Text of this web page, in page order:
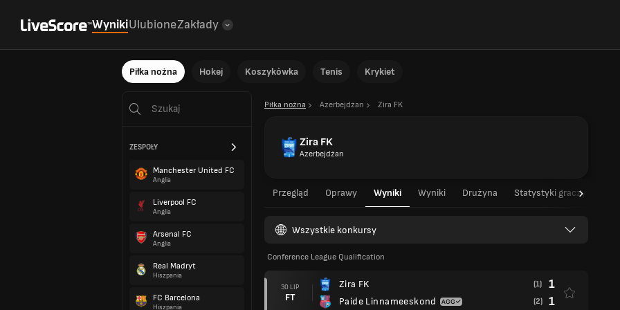
WynikiUlubioneZakłady
Piłka nożna Hokej Koszykówka Tenis Krykiet
ZESPOŁY
Manchester United FC
Anglia
Liverpool FC
Anglia
Arsenal FC
Anglia
Real Madryt
Hiszpania
FC Barcelona
Hiszpania
Piłka nożna Azerbejdżan Zira FK
Zira FK
Azerbejdżan
Przegląd Oprawy Wyniki Wyniki Drużyna Statystyki graczy
Wszystkie konkursy
Conference League Qualification
30 LIP
FT
Zira FK
Paide Linnameeskond
(1) 1
(2) 1